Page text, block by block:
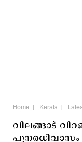
Home Kerala
വിലങ്ങാട്